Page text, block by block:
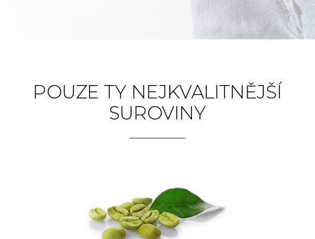
POUZE TY NEJKVALITNĚJŠÍ
SUROVINY